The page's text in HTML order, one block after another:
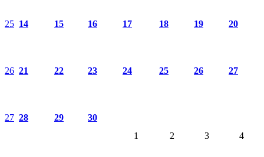
25 14 15 16 17 18 19 20
26 21 22 23 24 25 26 27
27 28 29
30
1
2 3 4